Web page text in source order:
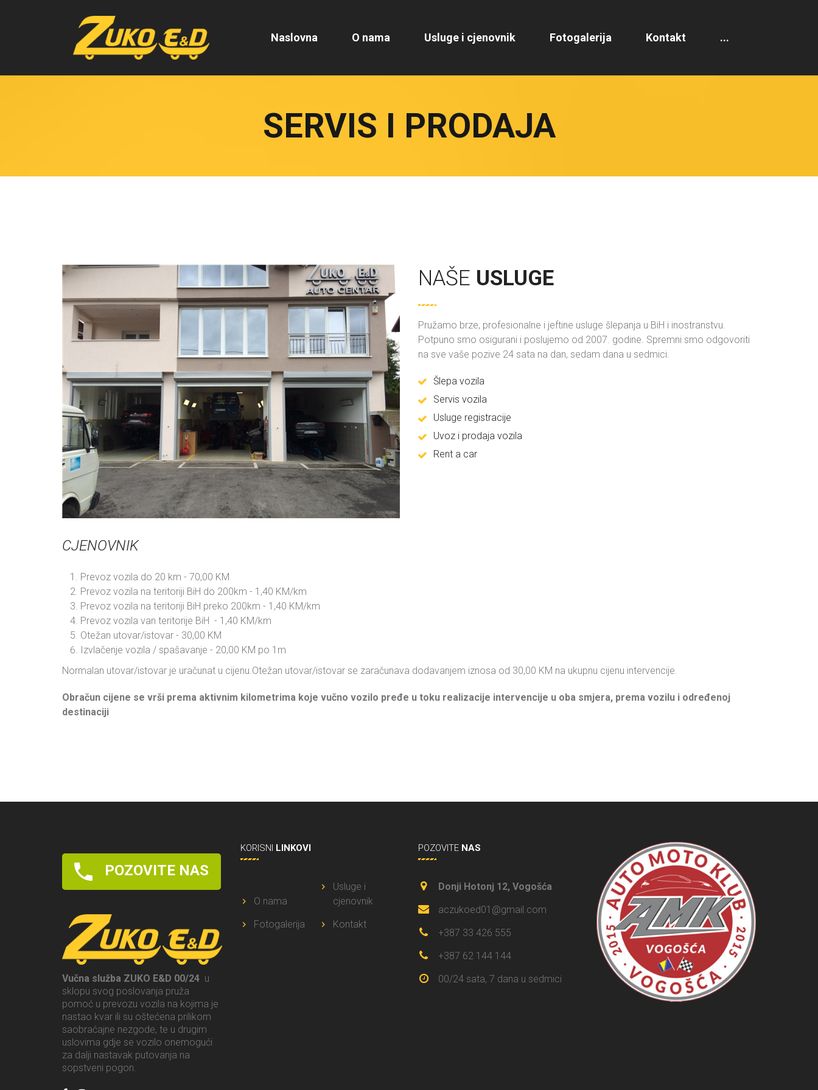
Naslovna O nama Usluge i cjenovnik Fotogalerija Kontakt ...
SERVIS I PRODAJA
NAŠE USLUGE
Pružamo brze, profesionalne i jeftine usluge šlepanja u BiH i inostranstvu.
Potpuno smo osigurani i poslujemo od 2007. godine. Spremni smo odgovoriti
na sve vaše pozive 24 sata na dan, sedam dana u sedmici.
Šlepa vozila
Servis vozila
Usluge registracije
Uvoz i prodaja vozila
Rent a car
CJENOVNIK
Prevoz vozila do 20 km - 70,00 KM
Prevoz vozila na teritoriji BiH do 200km - 1,40 KM/km
Prevoz vozila na teritoriji BiH preko 200km - 1,40 KM/km
Prevoz vozila van teritorije BiH - 1,40 KM/km
Otežan utovar/istovar - 30,00 KM
Izvlačenje vozila / spašavanje - 20,00 KM po 1m
Normalan utovar/istovar je uračunat u cijenu. Otežan utovar/istovar se zaračunava dodavanjem iznosa od 30,00 KM na ukupnu cijenu intervencije.
Obračun cijene se vrši prema aktivnim kilometrima koje vučno vozilo pređe u toku realizacije intervencije u oba smjera, prema vozilu i određenoj
destinaciji
POZOVITE NAS
Vučna služba ZUKO E&D 00/24 u
sklopu svog poslovanja pruža
pomoć u prevozu vozila na kojima je
nastao kvar ili su oštećena prilikom
saobraćajne nezgode, te u drugim
uslovima gdje se vozilo onemogući
za dalji nastavak putovanja na
sopstveni pogon.
KORISNI LINKOVI
O nama
Usluge i
cjenovnik
Fotogalerija
Kontakt
POZOVITE NAS
Donji Hotonj 12, Vogošća
aczukoed01@gmail.com
+387 33 426 555
+387 62 144 144
00/24 sata, 7 dana u sedmici